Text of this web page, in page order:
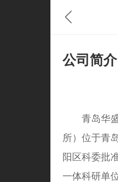
公司简介
青岛华盛
所）位于青
阳区科委批
一体科研单